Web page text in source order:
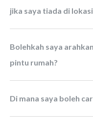
jika saya tiada di
Bolehkah saya arahkan bungkusan saya ke alamat
pintu rumah?
Di mana saya boleh